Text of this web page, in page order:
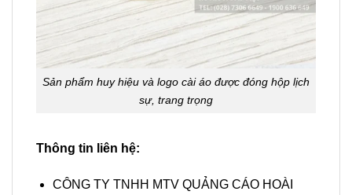
Sản phẩm huy hiệu và logo cài áo được đóng hộp lịch
sự, trang trọng
Thông tin liên hệ:
CÔNG TY TNHH MTV QUẢNG CÁO HOÀI